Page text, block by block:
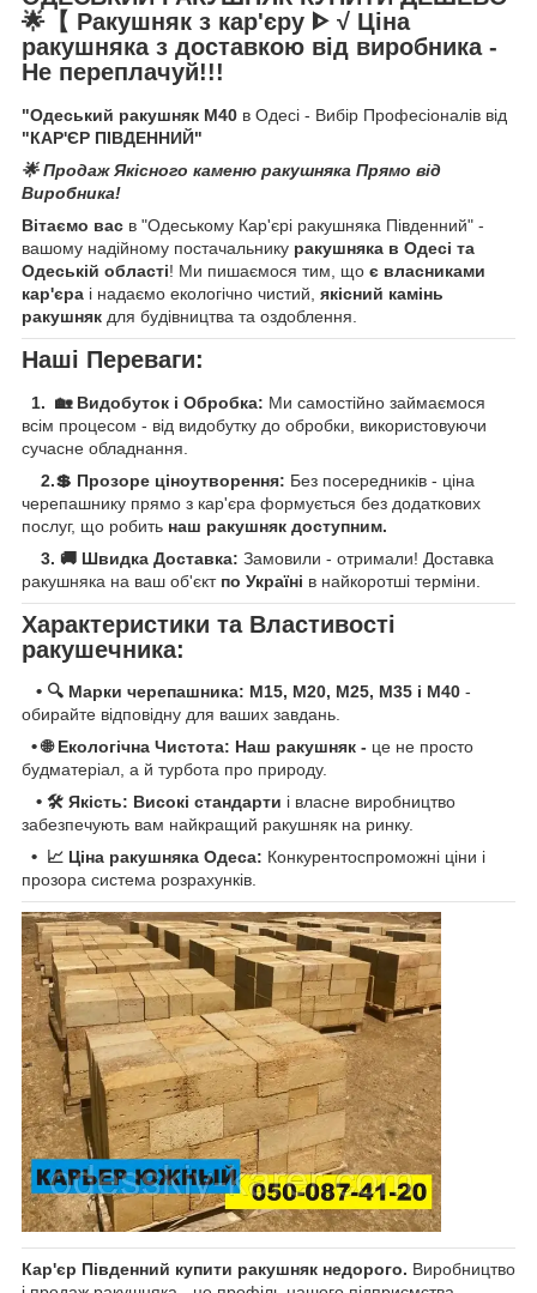
🌟【 Ракушняк з кар'єру ᐈ √ Ціна
ракушняказ доставкою від виробника -
Не переплачуй!!!
"Одеський ракушняк М40 в Одесі - Вибір Професіоналів від
"КАР'ЄР ПІВДЕННИЙ"
🌟 Продаж Якісного каменю ракушняка Прямо від
Виробника!
Вітаємо вас в "Одеському Кар'єрі ракушняка Південний" -
вашому надійному постачальнику ракушняка в Одесі та
Одеській області! Ми пишаємося тим, що є власниками
кар'єра і надаємо екологічно чистий, якісний камінь
ракушняк для будівництва та оздоблення.
Наші Переваги:
1. 🏡 Видобуток і Обробка: Ми самостійно займаємося
всім процесом - від видобутку до обробки, використовуючи
сучасне обладнання.
2.💲 Прозоре ціноутворення: Без посередників - ціна
черепашнику прямо з кар'єра формується без додаткових
послуг, що робить наш ракушняк доступним.
3. 🚚 Швидка Доставка: Замовили - отримали! Доставка
ракушняка на ваш об'єкт по Україні в найкоротші терміни.
Характеристики та Властивості
ракушечника:
• 🔍 Марки черепашника: M15, М20, M25, M35 і М40 -
обирайте відповідну для ваших завдань.
• 🌐 Екологічна Чистота: Наш ракушняк - це не просто
будматеріал, а й турбота про природу.
• 🛠 Якість: Високі стандарти і власне виробництво
забезпечують вам найкращий ракушняк на ринку.
•
📈 Ціна ракушняка Одеса: Конкурентоспроможні ціни і
прозора система розрахунків.
Кар'єр Південний купити ракушняк недорого. Виробництво